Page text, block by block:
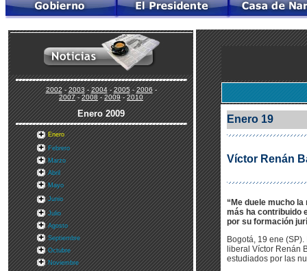
2002-2003-2004-2005-2006-
2007-2008-2009-2010
Enero2009
Enero
Febrero
Marzo
Abril
Mayo
Junio
Julio
Agosto
Septiembre
Octubre
Noviembre
Enero 19
Víctor Renán
“Me duele mucho
más ha contribuido
por su formación
Bogotá, 19 ene
liberal Víctor Renán
estudiados por las